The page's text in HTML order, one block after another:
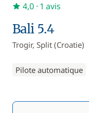
Bali 5.4
Trogir, Split (Croatie)
Pilote automatique
4,0 · 1 avis